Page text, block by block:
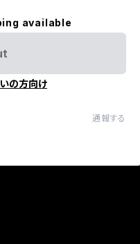
available
の方向け
通報する